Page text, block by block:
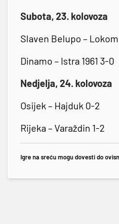
Subota, 23. kolovoza
Slaven Belupo –
Dinamo – Istra 1961 3-0
Nedjelja, 24. kolovoza
Osijek – Hajduk 0-2
Rijeka – Varaždin 1-2
Igre na sreću mogu dovesti do